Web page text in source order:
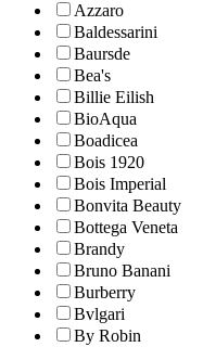
Azzaro
Baldessarini
Baursde
Bea's
Billie Eilish
BioAqua
Boadicea
Bois 1920
Bois Imperial
Bonvita Beauty
Bottega Veneta
Brandy
Bruno Banani
Burberry
Bvlgari
By Robin